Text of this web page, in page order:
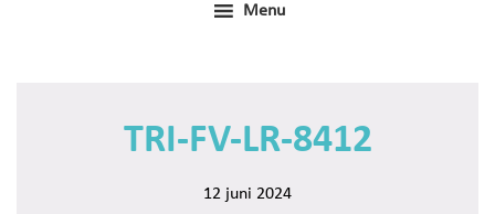
Menu
TRI-FV-LR-8412
12 juni 2024